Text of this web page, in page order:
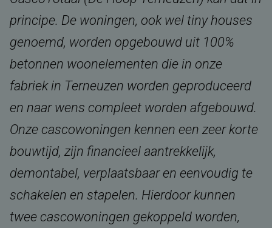
principe. De woningen, ook wel tiny houses
genoemd, worden opgebouwd uit 100%
betonnen woonelementen die in onze
fabriek in Terneuzen worden geproduceerd
en naar wens compleet worden afgebouwd.
Onze cascowoningen kennen een zeer korte
bouwtijd, zijn financieel aantrekkelijk,
demontabel, verplaatsbaar en eenvoudig te
schakelen en stapelen. Hierdoor kunnen
twee cascowoningen gekoppeld worden,